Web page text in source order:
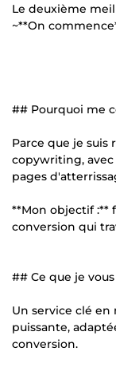
Le deuxième
~**On
## Pourquoi me
Parce que je suis
copywriting,
pages
**Mon objectif :**
conversion qui
## Ce que je
Un service clé
puissante,
conversion.